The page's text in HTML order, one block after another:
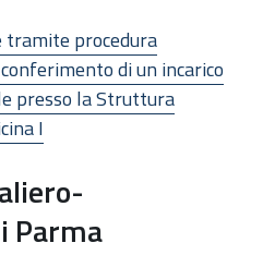
tramite procedura
di un incarico
presso la Struttura
I
Parma